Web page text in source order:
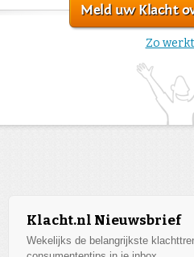
Meld uw Klacht
Zo
Klacht.nl Nieuwsbrief
Wekelijks de belangrijkste